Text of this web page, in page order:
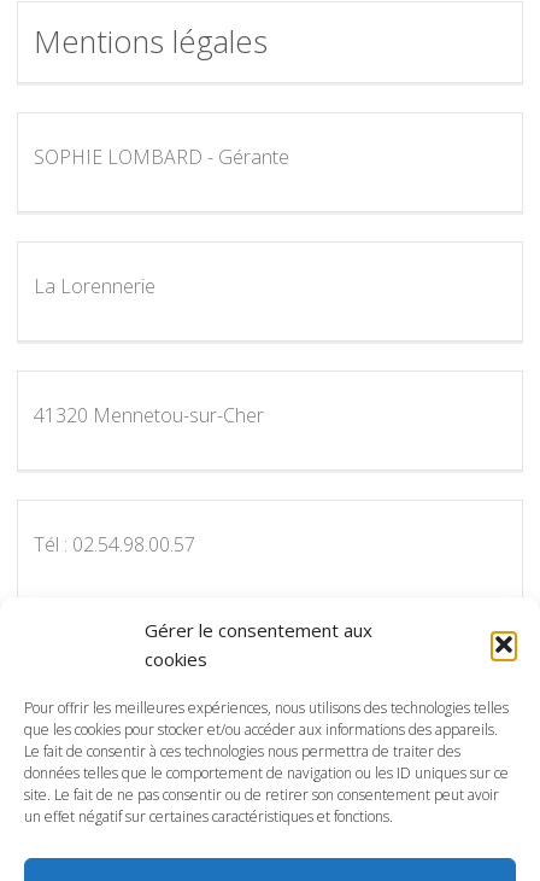
Gérer le consentement aux
cookies
Pour offrir les meilleures expériences, nous utilisons des technologies telles
que les cookies pour stocker et/ou accéder aux informations des appareils.
Le fait de consentir à ces technologies nous permettra de traiter des
données telles que le comportement de navigation ou les ID uniques sur ce
site. Le fait de ne pas consentir ou de retirer son consentement peut avoir
un effet négatif sur certaines caractéristiques et fonctions.
Mentions légales
SOPHIE LOMBARD - Gérante
La Lorennerie
41320 Mennetou-sur-Cher
Tél : 02.54.98.00.57
Pour nous contacter par courriel :
Conception, réalisation et maintenance, SP
Communication:
spcommunicationparis@gmail.com